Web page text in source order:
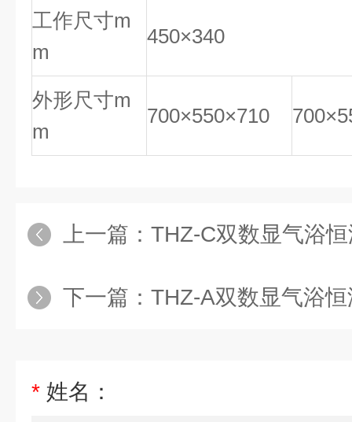
工作尺寸m
m
450×340
外形尺寸m
m
700×550×710
上一篇： THZ-C双数显气浴恒温
下一篇： THZ-A双数显气浴恒温
* 姓名：